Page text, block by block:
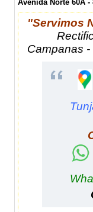
Avenida Norte 60A -
Campanas